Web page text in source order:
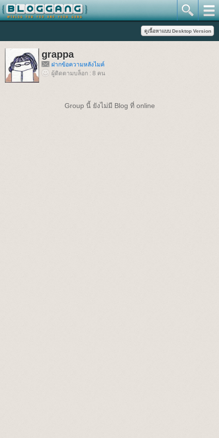
grappa
ฝากข้อความหลังไมค์
ผู้ติดตามบล็อก : 8 คน
Group นี้ ยังไม่มี Blog ที่ online